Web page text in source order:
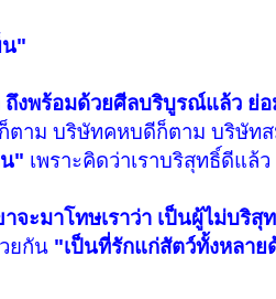
น"
ถึงพร้อมด้วยศีลบริบูรณ์แล้ว ย่
ตาม บริษัทคหบดีก็ตาม บริษั
" เพราะคิดว่าเราบริสุทธิ์ดีแล้
จะมาโทษเราว่า เป็นผู้ไม่บริสุ
ยกัน "เป็นที่รักแก่สัตว์ทั้งหลา